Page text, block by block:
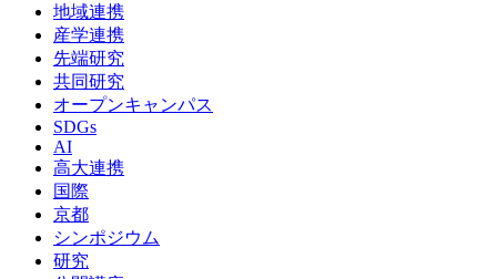
地域連携
産学連携
先端研究
共同研究
オープンキャンパス
SDGs
AI
高大連携
国際
京都
シンポジウム
研究